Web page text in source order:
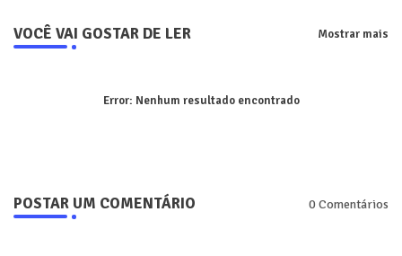
VOCÊ VAI GOSTAR DE LER Mostrar mais
Error: Nenhum resultado encontrado
POSTAR UM COMENTÁRIO 0 Comentários